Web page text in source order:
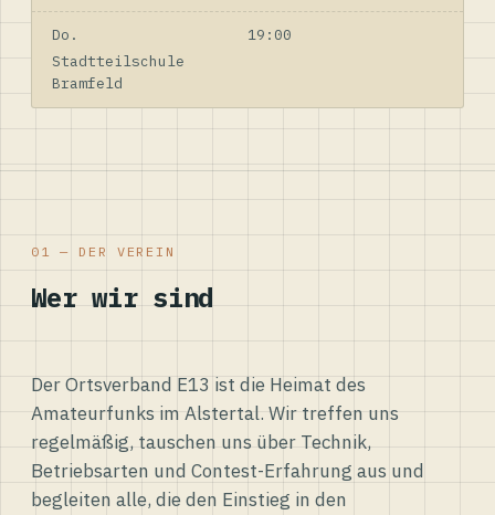
Do.
19:00
Stadtteilschule
Bramfeld
01 — DER VEREIN
Wer wir sind
Der Ortsverband E13 ist die Heimat des
Amateurfunks im Alstertal. Wir treffen uns
regelmäßig, tauschen uns über Technik,
Betriebsarten und Contest-Erfahrung aus und
begleiten alle, die den Einstieg in den